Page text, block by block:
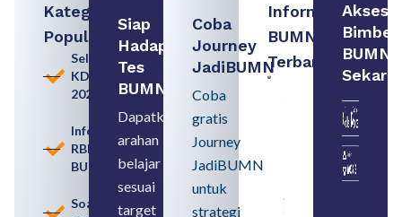
Kategori
Populer
Seleksi
KDKMP
2026
Informasi
RBB
BUMN
Soal
Siap
Hadapi
Tes
BUMN
Dapatkan
arahan
belajar
sesuai
target
Coba
Journey
JadiBUMN
Coba
gratis
Journey
JadiBUMN
untuk
strategi
Informasi
BUMN
Terbaru:
Persiapan
Seleksi
Rekrutmen
Memahami
August 8,
2026
Akses
Bimbel
BUMN